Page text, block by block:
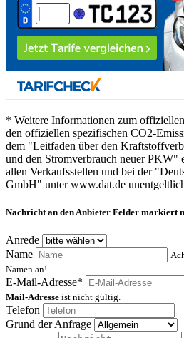
* Weitere Informationen zum
den offiziellen spezifischen CO2-
dem "Leitfaden über den
und den Stromverbrauch neuer PKW"
allen Verkaufsstellen und bei der
GmbH" unter www.dat.de
Nachricht an den Anbieter Felder markiert
Anrede
Name
Namen an!
E-Mail-Adresse*
Mail-Adresse ist nicht gültig.
Telefon
Grund der Anfrage